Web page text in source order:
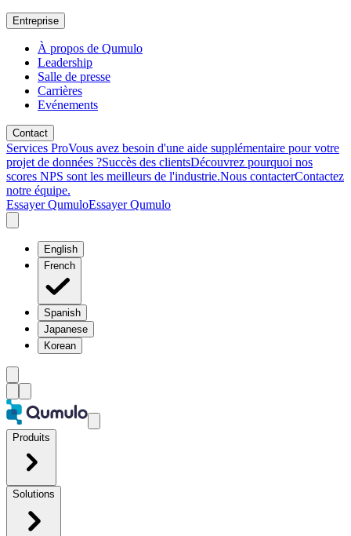
Entreprise
À propos de Qumulo
Leadership
Salle de presse
Carrières
Evénements
Contact
Services ProVous avez besoin d'une aide supplémentaire pour votre
projet de données ?Succès des clientsDécouvrez pourquoi nos
scores NPS sont les meilleurs de l'industrie.Nous contacterContactez
notre équipe.
Essayer QumuloEssayer Qumulo
English
French
Spanish
Japanese
Korean
Produits
Solutions